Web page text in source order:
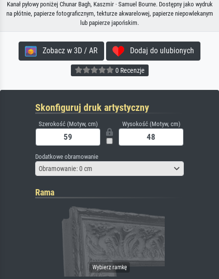
Kanał pyłowy poniżej Chunar Bagh, Kaszmir · Samuel Bourne. Dostępny jako wydruk
na płótnie, papierze fotograficznym, tekturze akwarelowej, papierze niepowlekanym
lub papierze japońskim.
Zobacz w 3D / AR Dodaj do ulubionych
0 Recenzje
Skonfiguruj druk artystyczny
Szerokość (Motyw, cm) Wysokość (Motyw, cm)
Dodatkowe obramowanie
Obramowanie: 0 cm
Rama